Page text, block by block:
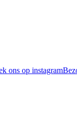
ons op instagram